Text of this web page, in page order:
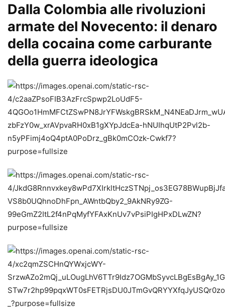
Dalla Colombia alle rivoluzioni
armate del Novecento: il denaro
della cocaina come carburante
della guerra ideologica